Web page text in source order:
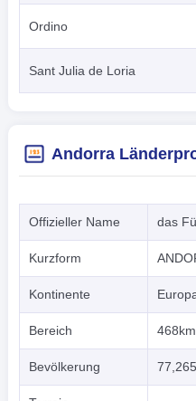
Ordino
Sant Julia de Loria
Andorra
Offizieller Name das
Kurzform
Kontinente
Bereich
Bevölkerung